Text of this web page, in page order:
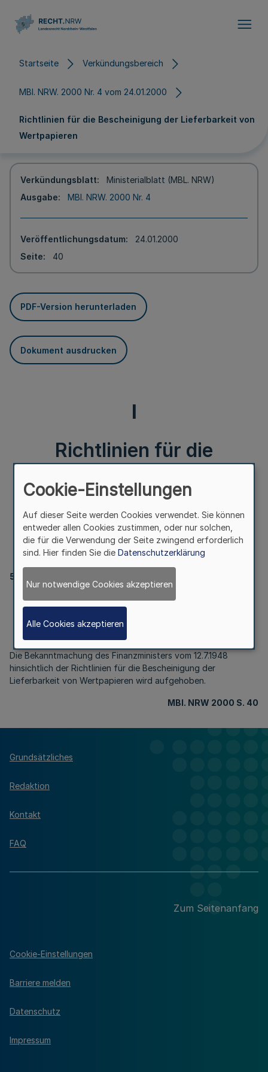
Startseite Verkündungsbereich
MBl. NRW. 2000 Nr. 4 vom 24.01.2000
Richtlinien für die Bescheinigung der Lieferbarkeit von
Wertpapieren
Verkündungsblatt
Ministerialblatt (MBL. NRW)
Ausgabe
MBl. NRW. 2000 Nr. 4
Veröffentlichungsdatum
24.01.2000
Seite
40
PDF-Version herunterladen
Dokument ausdrucken
I
Richtlinien für die
Bescheinigung der
Lieferbarkeit von
Wertpapieren
54
Richtlinien für die Bescheinigung der Lieferbarkeit von
Wertpapieren
Die Bekanntmachung des Finanzministers vom 12.7.1948
hinsichtlich der Richtlinien für die Bescheinigung der
Lieferbarkeit von Wertpapieren wird aufgehoben.
MBl. NRW 2000 S. 40
Grundsätzliches
Redaktion
Kontakt
FAQ
Zum Seitenanfang
Cookie-Einstellungen
Barriere melden
Datenschutz
Impressum
Cookie-Einstellungen
Auf dieser Seite werden Cookies verwendet. Sie können
entweder allen Cookies zustimmen, oder nur solchen,
die für die Verwendung der Seite zwingend erforderlich
sind. Hier finden Sie die Datenschutzerklärung
Nur notwendige Cookies akzeptieren
Alle Cookies akzeptieren